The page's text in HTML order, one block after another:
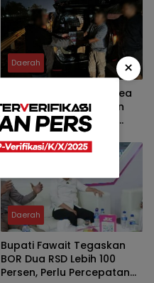
Daerah
Tiga Operasi Digelar, Bea
Cukai Malang Amankan
276.556 Batang Rokok
Ilegal
Daerah
Bupati Fawait Tegaskan
BOR Dua RSD Lebih 100
Persen, Perlu Percepatan
×